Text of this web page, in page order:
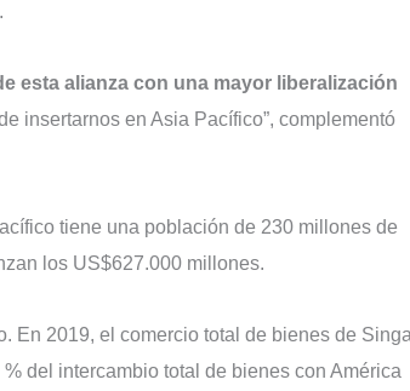
esta alianza con una mayor liberalización
insertarnos en Asia Pacífico”, complementó
tiene una población de 230 millones de
los US$627.000 millones.
En 2019, el comercio total de bienes de
del intercambio total de bienes con América